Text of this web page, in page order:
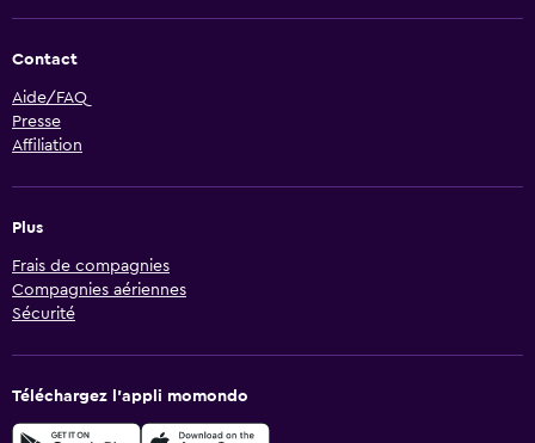
Contact
Aide/FAQ
Presse
Affiliation
Plus
Frais de compagnies
Compagnies aériennes
Sécurité
Téléchargez l’appli momondo